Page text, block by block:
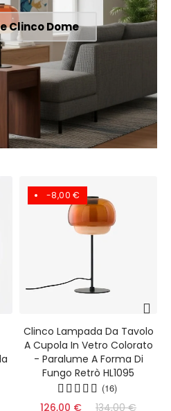
Clinco Dome
-8,00 €
Clinco Lampada Da Tavolo
A Cupola In Vetro Colorato
- Paralume A Forma Di
Fungo Retrò HL1095
(16)
126,00 € 134,00 €